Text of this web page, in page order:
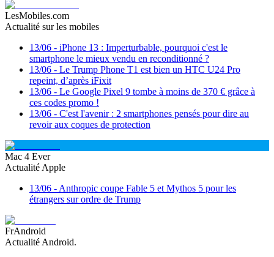
LesMobiles.com
Actualité sur les mobiles
13/06 - iPhone 13 : Imperturbable, pourquoi c'est le
smartphone le mieux vendu en reconditionné ?
13/06 - Le Trump Phone T1 est bien un HTC U24 Pro
repeint, d’après iFixit
13/06 - Le Google Pixel 9 tombe à moins de 370 € grâce à
ces codes promo !
13/06 - C'est l'avenir : 2 smartphones pensés pour dire au
revoir aux coques de protection
Mac 4 Ever
Actualité Apple
13/06 - Anthropic coupe Fable 5 et Mythos 5 pour les
étrangers sur ordre de Trump
FrAndroid
Actualité Android.